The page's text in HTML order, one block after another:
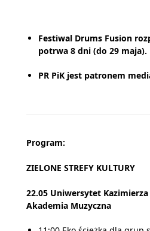
Festiwal Drums Fusion
potrwa 8 dni (do 29 maja).
PR PiK jest patronem
Program:
ZIELONE STREFY KULTURY
22.05 Uniwersytet
Akademia Muzyczna